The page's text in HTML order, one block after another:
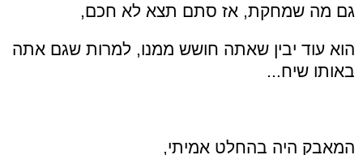
גם מה שמחקת, אז סתם תצא לא חכם,
הוא עוד יבין שאתה חושש ממנו, למרות שגם אתה
באותו שיח...
המאבק היה בהחלט אמיתי,